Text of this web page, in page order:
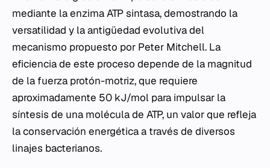
mediante la enzima ATP sintasa, demostrando la
versatilidad y la antigüedad evolutiva del
mecanismo propuesto por Peter Mitchell. La
eficiencia de este proceso depende de la magnitud
de la fuerza protón-motriz, que requiere
aproximadamente 50 kJ/mol para impulsar la
síntesis de una molécula de ATP, un valor que refleja
la conservación energética a través de diversos
linajes bacterianos.